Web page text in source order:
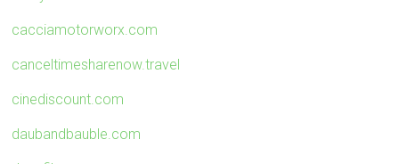
cacciamotorworx.com
canceltimesharenow.travel
cinediscount.com
daubandbauble.com